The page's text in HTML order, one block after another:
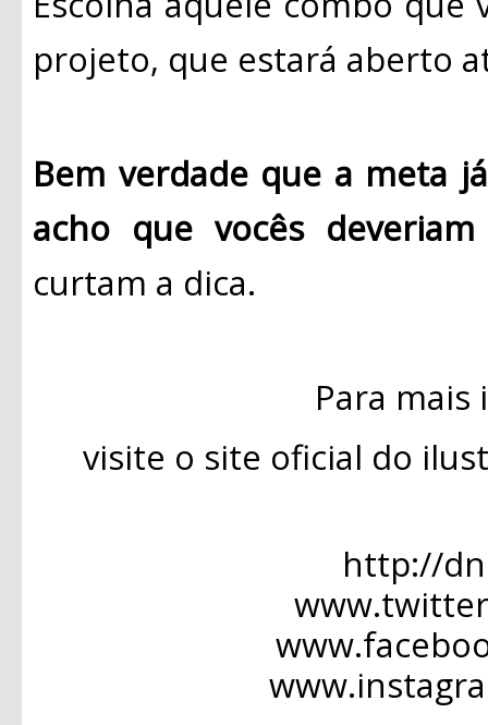
projeto, que estará aberto
Bem verdade que a meta
acho que vocês
curtam a dica.
Para
visite o site oficial do
http://